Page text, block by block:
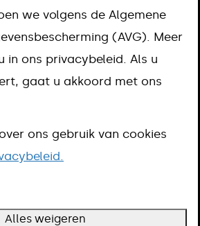
je afgedankte
en elektronische
kwijt?
- Bij aankoop van een nieuw
- Indien nog goed bruikbaar /
we volgens de Algemene
(AVG). Meer
in ons privacybeleid. Als u
gaat u akkoord met ons
ons gebruik van cookies
Alles weigeren